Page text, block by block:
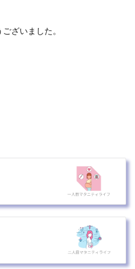
ざいました。